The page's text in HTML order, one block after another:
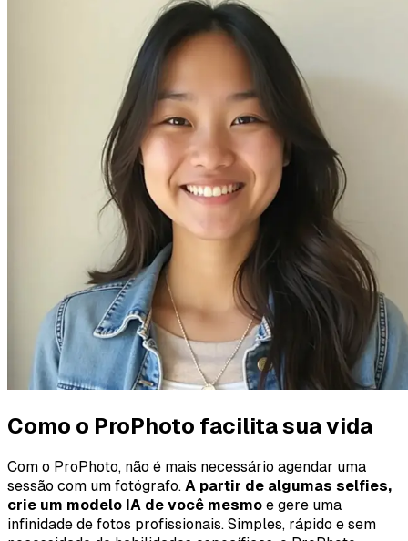
Como o ProPhoto facilita sua vida
Com o ProPhoto, não é mais necessário agendar uma
sessão com um fotógrafo. A partir de algumas selfies,
crie um modelo IA de você mesmo e gere uma
infinidade de fotos profissionais. Simples, rápido e sem